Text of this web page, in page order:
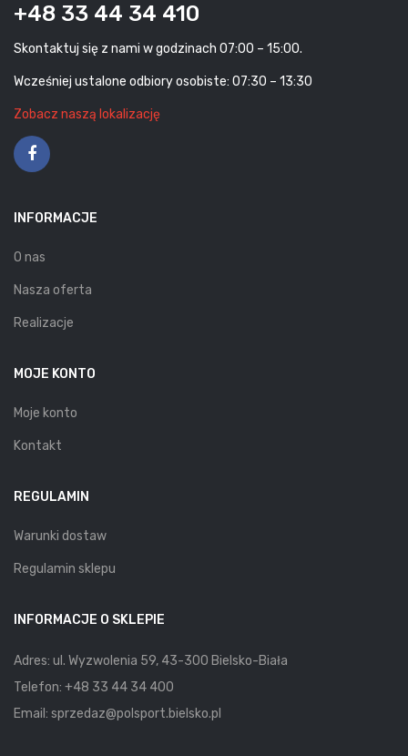
+48 33 44 34 410
Skontaktuj się z nami w godzinach 07:00 – 15:00.
Wcześniej ustalone odbiory osobiste: 07:30 – 13:30
Zobacz naszą lokalizację
INFORMACJE
O nas
Nasza oferta
Realizacje
MOJE KONTO
Moje konto
Kontakt
REGULAMIN
Warunki dostaw
Regulamin sklepu
INFORMACJE O SKLEPIE
Adres: ul. Wyzwolenia 59, 43-300 Bielsko-Biała
Telefon: +48 33 44 34 400
Email: sprzedaz@polsport.bielsko.pl